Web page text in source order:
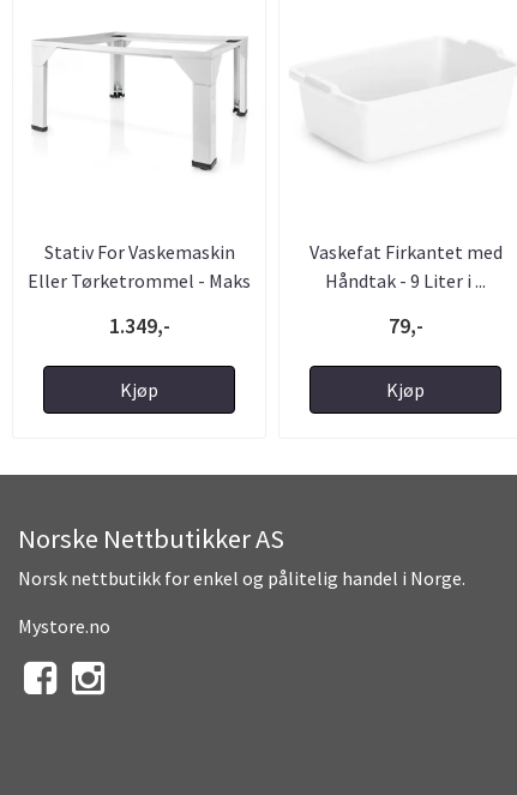
Stativ For Vaskemaskin
Eller Tørketrommel - Maks
1.349,-
Kjøp
Vaskefat Firkantet med
Håndtak - 9 Liter i ...
79,-
Kjøp
Norske Nettbutikker AS
Norsk nettbutikk for enkel og pålitelig handel i Norge.
Mystore.no